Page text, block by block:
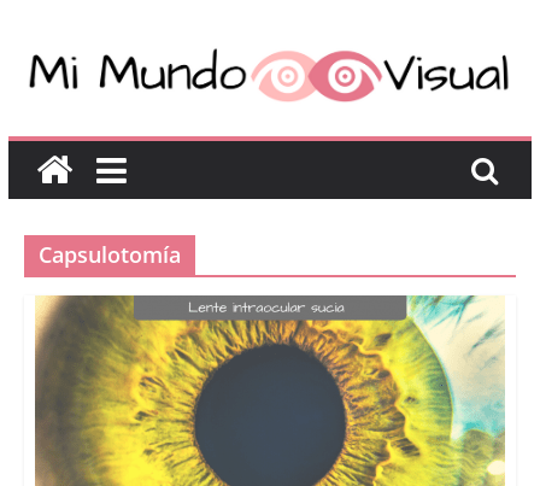
Capsulotomía